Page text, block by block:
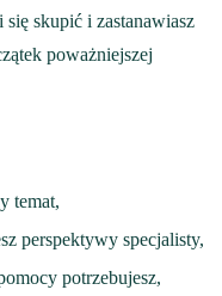
skupić i zastanawiasz
poważniejszej
temat,
perspektywy specjalisty,
potrzebujesz,